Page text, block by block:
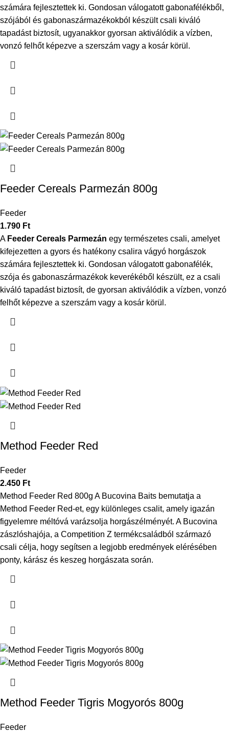
számára fejlesztettek ki. Gondosan válogatott gabonafélékből,
szójából és gabonaszármazékokból készült csali kiváló
tapadást biztosít, ugyanakkor gyorsan aktiválódik a vízben,
vonzó felhőt képezve a szerszám vagy a kosár körül.
Feeder Cereals Parmezán 800g
Feeder
1.790 Ft
A Feeder Cereals Parmezán egy természetes csali, amelyet
kifejezetten a gyors és hatékony csalira vágyó horgászok
számára fejlesztettek ki. Gondosan válogatott gabonafélék,
szója és gabonaszármazékok keverékéből készült, ez a csali
kiváló tapadást biztosít, de gyorsan aktiválódik a vízben, vonzó
felhőt képezve a szerszám vagy a kosár körül.
Method Feeder Red
Feeder
2.450 Ft
Method Feeder Red 800g A Bucovina Baits bemutatja a
Method Feeder Red-et, egy különleges csalit, amely igazán
figyelemre méltóvá varázsolja horgászélményét. A Bucovina
zászlóshajója, a Competition Z termékcsaládból származó
csali célja, hogy segítsen a legjobb eredmények elérésében
ponty, kárász és keszeg horgászata során.
Method Feeder Tigris Mogyorós 800g
Feeder